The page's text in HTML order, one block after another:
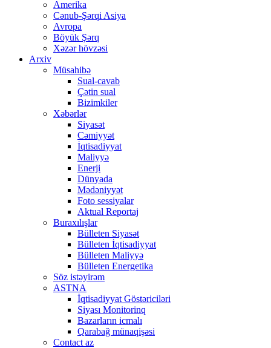
Amerika
Cənub-Şərqi Asiya
Avropa
Böyük Şərq
Xəzər hövzəsi
Arxiv
Müsahibə
Sual-cavab
Çətin sual
Bizimkiler
Xəbərlər
Siyasət
Cəmiyyət
İqtisadiyyat
Maliyyə
Enerji
Dünyada
Mədəniyyət
Foto sessiyalar
Aktual Reportaj
Buraxılışlar
Bülleten Siyasət
Bülleten İqtisadiyyat
Bülleten Maliyyə
Bülleten Energetika
Söz istəyirəm
ASTNA
İqtisadiyyat Göstəriciləri
Siyası Monitorinq
Bazarların icmalı
Qarabağ münaqişəsi
Contact az